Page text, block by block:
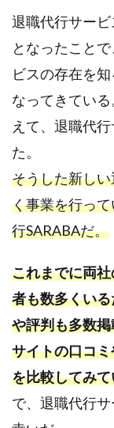
退職代行サー
となったこと
ビスの存在を
なってきてい
えて、退職代
た。
そうした新し
く事業を行っ
行SARABAだ。
これまでに両
者も数多くい
や評判も多数
サイトの口コ
を比較してみ
で、退職代行